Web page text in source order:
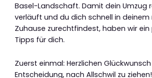
Basel-Landschaft. Damit dein Umzug
verläuft und du dich schnell in deinem
Zuhause zurechtfindest, haben wir
Tipps für dich.
Zuerst einmal: Herzlichen
Entscheidung, nach Allschwil zu